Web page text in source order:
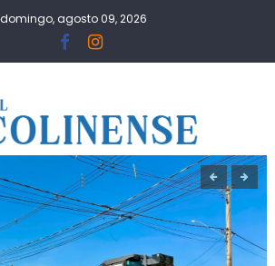
domingo, agosto 09, 2026